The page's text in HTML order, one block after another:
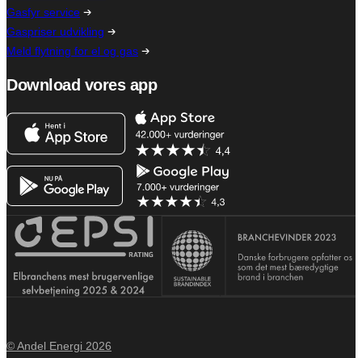
Gasfyr service
Gaspriser udvikling
Meld flytning for el og gas
Download vores app
© Andel Energi 2026